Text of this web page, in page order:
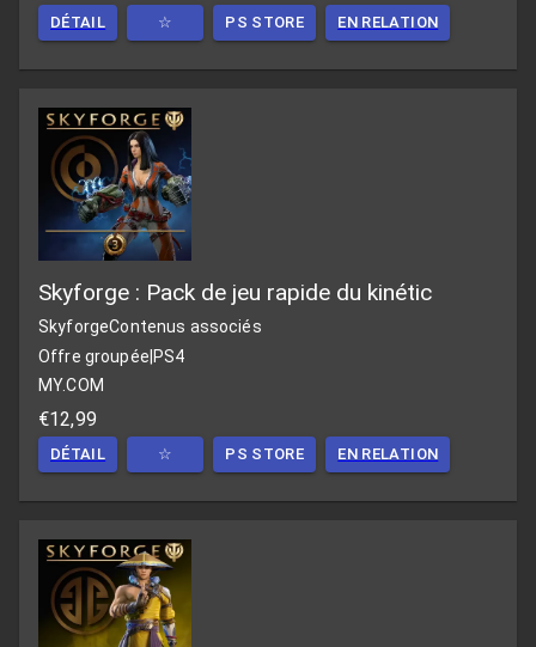
DÉTAIL ☆ PS STORE EN RELATION
Skyforge : Pack de jeu rapide du kinétic
SkyforgeContenus associés
Offre groupée|PS4
MY.COM
€12,99
DÉTAIL ☆ PS STORE EN RELATION